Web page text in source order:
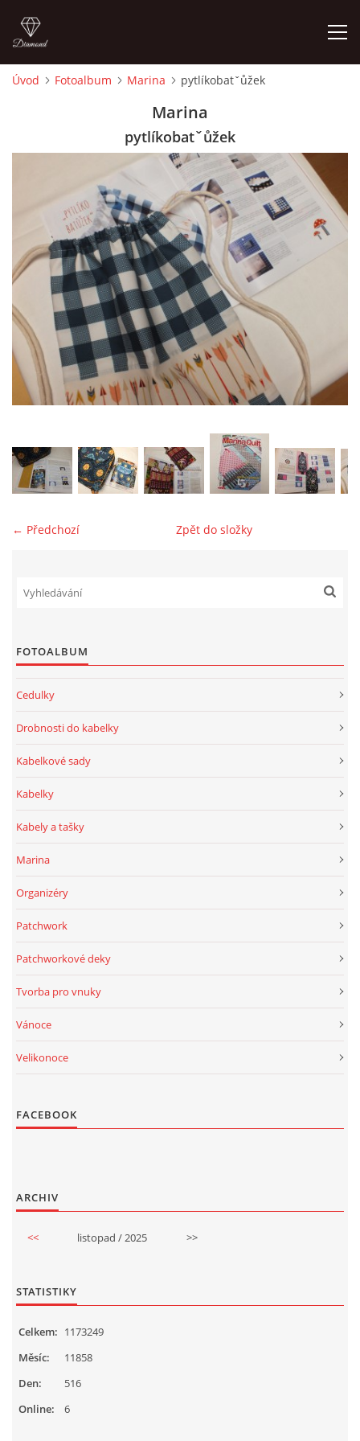
MOJE POSLEDNÍ PRÁCE
jk-laguna@seznam.cz
© 2025 eStránky.cz
Úvod Fotoalbum Marina pytlíkobatˇůžek
Marina
pytlíkobatˇůžek
← Předchozí Zpět do složky
FOTOALBUM
Cedulky
Drobnosti do kabelky
Kabelkové sady
Kabelky
Kabely a tašky
Marina
Organizéry
Patchwork
Patchworkové deky
Tvorba pro vnuky
Vánoce
Velikonoce
FACEBOOK
ARCHIV
<< listopad / 2025 >>
STATISTIKY
Online: 6
Celkem: 1173249
Měsíc:
11858
Den:
516